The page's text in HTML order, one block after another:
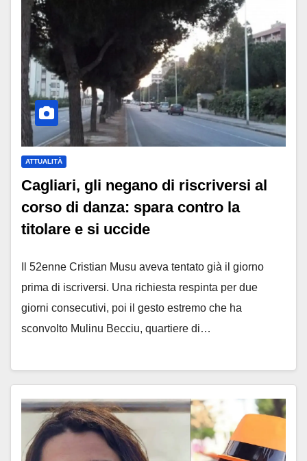
ATTUALITÀ
Cagliari, gli negano di riscriversi al
corso di danza: spara contro la
titolare e si uccide
Il 52enne Cristian Musu aveva tentato già il giorno
prima di iscriversi. Una richiesta respinta per due
giorni consecutivi, poi il gesto estremo che ha
sconvolto Mulinu Becciu, quartiere di…